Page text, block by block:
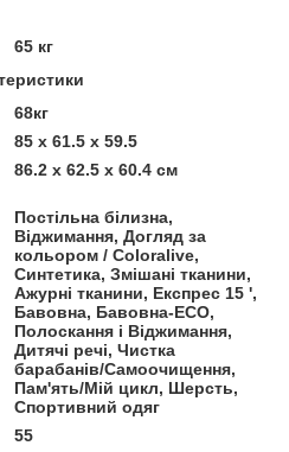
65 кг
68кг
85 х 61.5 x 59.5
86.2 х 62.5 x 60.4 см
Постільна білизна,
Віджимання, Догляд за
кольором / Coloralive,
Синтетика, Змішані тканини,
Ажурні тканини, Експрес 15 ',
Бавовна, Бавовна-ECO,
Полоскання і Віджимання,
Дитячі речі, Чистка
барабанів/Самоочищення,
Пам'ять/Мій цикл, Шерсть,
Спортивний одяг
55